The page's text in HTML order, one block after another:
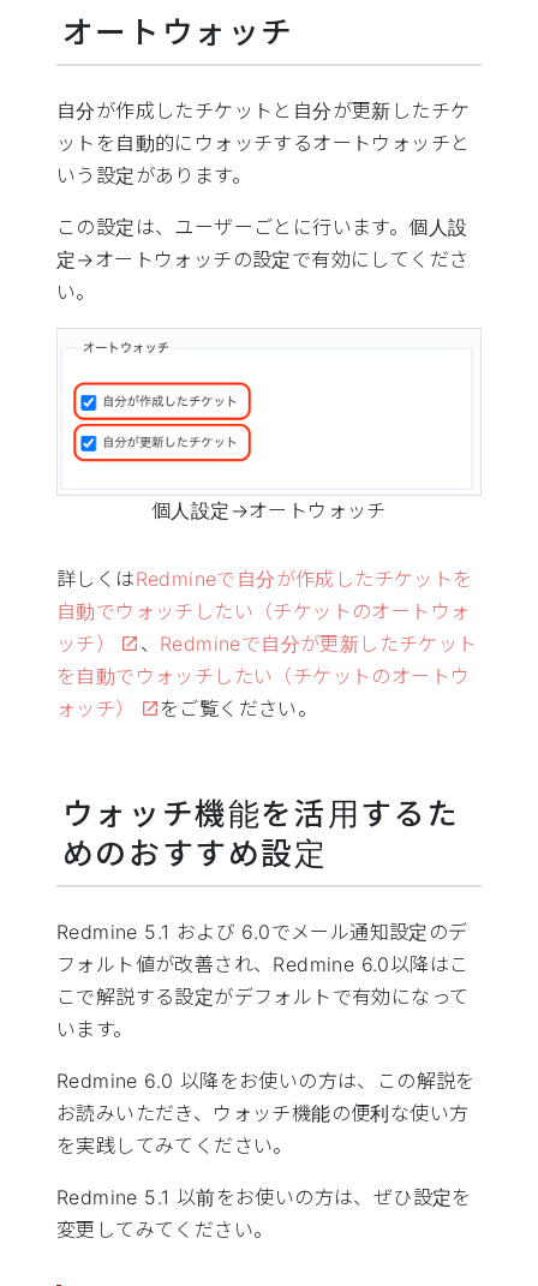
オートウォッチ
自分が作成したチケットと自分が更新したチケ
ットを自動的にウォッチするオートウォッチと
いう設定があります。
この設定は、ユーザーごとに行います。個人設
定→オートウォッチの設定で有効にしてくださ
い。
個人設定→オートウォッチ
詳しくはRedmineで自分が作成したチケットを
自動でウォッチしたい（チケットのオートウォ
ッチ）
、 Redmineで自分が更新したチケット
を自動でウォッチしたい（チケットのオートウ
ォッチ）
をご覧ください。
ウォッチ機能を活用するた
めのおすすめ設定
Redmine 5.1 および 6.0でメール通知設定のデ
フォルト値が改善され、Redmine 6.0以降はこ
こで解説する設定がデフォルトで有効になって
います。
Redmine 6.0 以降をお使いの方は、この解説を
お読みいただき、ウォッチ機能の便利な使い方
を実践してみてください。
Redmine 5.1 以前をお使いの方は、ぜひ設定を
変更してみてください。